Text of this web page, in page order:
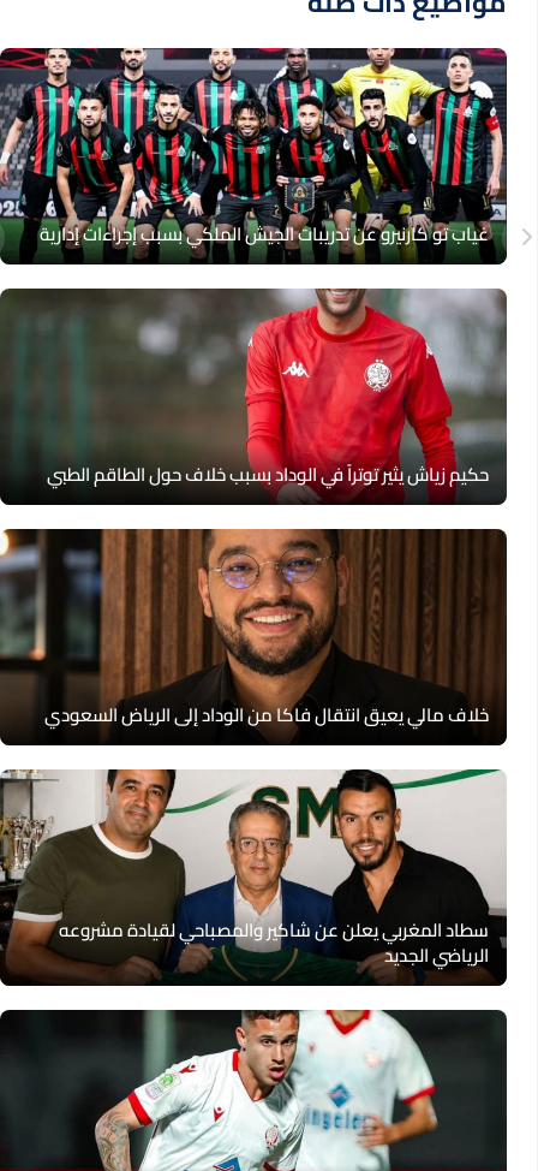
غياب تو كارنيرو عن تدريبات الجيش الملكي بسبب إجراءات إدارية
حكيم زياش يثير توتراً في الوداد بسبب خلاف حول الطاقم الطبي
خلاف مالي يعيق انتقال فاكا من الوداد إلى الرياض السعودي
سطاد المغربي يعلن عن شاكير والمصباحي لقيادة مشروعه
الرياضي الجديد